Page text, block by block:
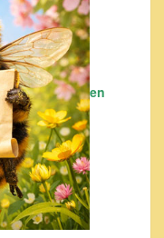
en